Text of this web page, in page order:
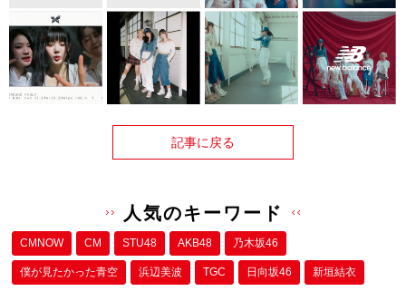
記事に戻る
人気のキーワード
CMNOW CM STU48 AKB48 乃木坂46
僕が⾒たかった⻘空 浜辺美波 TGC 日向坂46 新垣結衣